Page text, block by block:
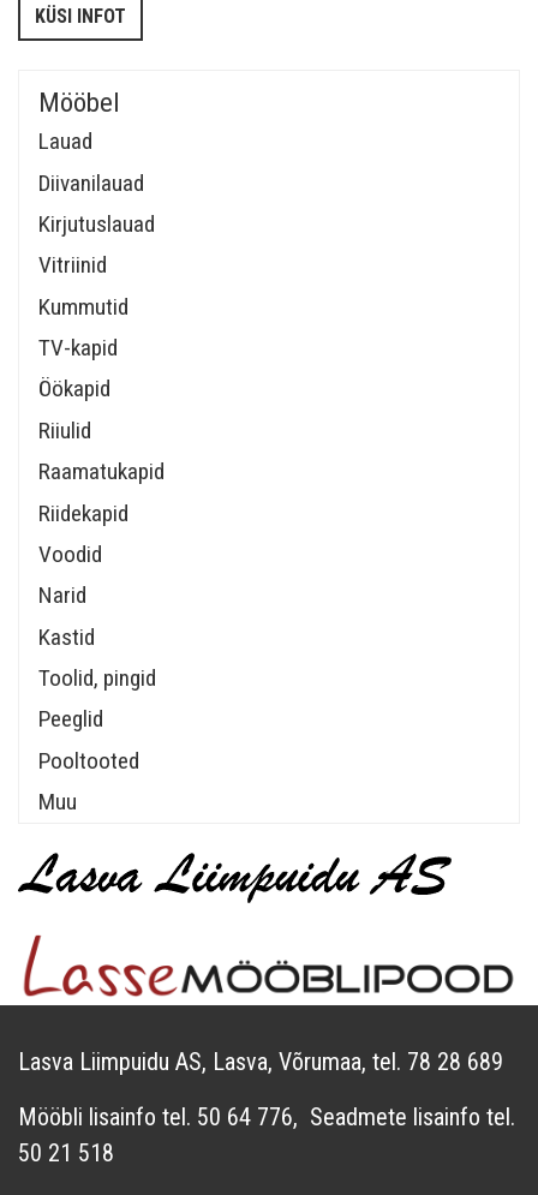
Mööbel
Lauad
Diivanilauad
Kirjutuslauad
Vitriinid
Kummutid
TV-kapid
Öökapid
Riiulid
Raamatukapid
Riidekapid
Voodid
Narid
Kastid
Toolid, pingid
Peeglid
Pooltooted
Muu
KÜSI INFOT
Lasva Liimpuidu AS, Lasva, Võrumaa, tel. 78 28 689
Mööbli lisainfo tel. 50 64 776, Seadmete lisainfo tel.
50 21 518